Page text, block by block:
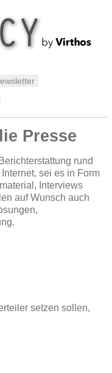
Presse
rund
sei es in Form
Interviews
auf Wunsch auch
setzen sollen,